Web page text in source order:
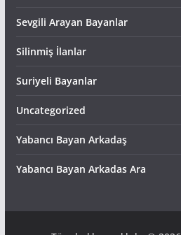
Sevgili Arayan Bayanlar
Silinmiş İlanlar
Suriyeli Bayanlar
Uncategorized
Yabancı Bayan Arkadaş
Yabancı Bayan Arkadas Ara